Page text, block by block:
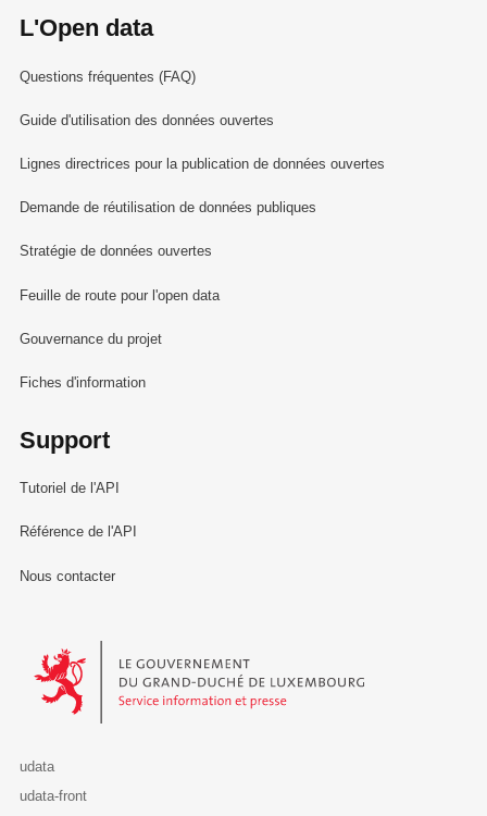
L'Open data
Questions fréquentes (FAQ)
Guide d'utilisation des données ouvertes
Lignes directrices pour la publication de données ouvertes
Demande de réutilisation de données publiques
Stratégie de données ouvertes
Feuille de route pour l'open data
Gouvernance du projet
Fiches d'information
Support
Tutoriel de l'API
Référence de l'API
Nous contacter
Le Gouvernement du Grand-Duché de Luxembourg - Service
udata
udata-front